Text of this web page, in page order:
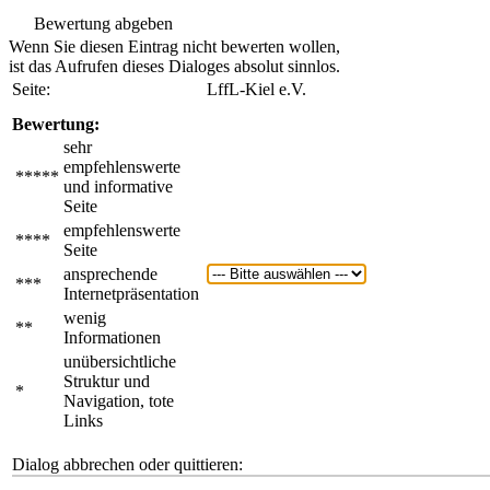
Bewertung abgeben
Wenn Sie diesen Eintrag nicht bewerten wollen,
ist das Aufrufen dieses Dialoges absolut sinnlos.
Seite:
LffL-Kiel e.V.
Bewertung:
*****
sehr
empfehlenswerte
und informative
Seite
****
empfehlenswerte
Seite
***
ansprechende
Internetpräsentation
**
wenig
Informationen
*
unübersichtliche
Struktur und
Navigation, tote
Links
Dialog abbrechen oder quittieren: